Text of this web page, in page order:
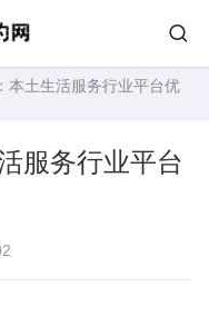
本土生活服务行业平台优
服务行业平台